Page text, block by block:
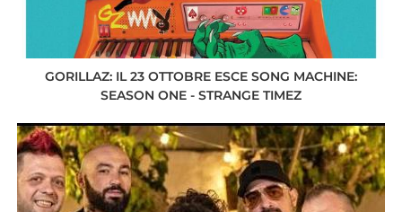
GORILLAZ: IL 23 OTTOBRE ESCE SONG MACHINE:
SEASON ONE - STRANGE TIMEZ